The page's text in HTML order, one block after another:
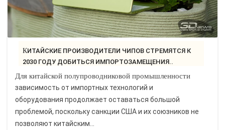
КИТАЙСКИЕ ПРОИЗВОДИТЕЛИ ЧИПОВ СТРЕМЯТСЯ К
2030 ГОДУ ДОБИТЬСЯ ИМПОРТОЗАМЕЩЕНИЯ..
Для китайской полупроводниковой промышленности
зависимость от импортных технологий и
оборудования продолжает оставаться большой
проблемой, поскольку санкции США и их союзников не
позволяют китайским...